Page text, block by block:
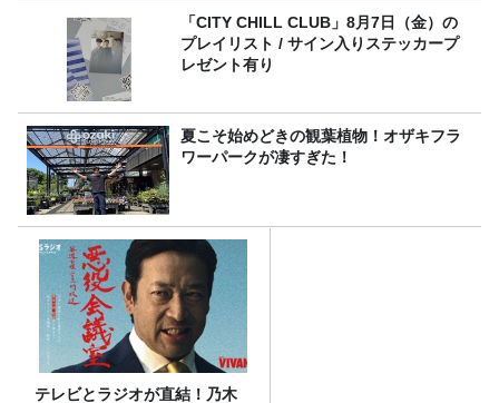
「CITY CHILL CLUB」8月7日（金）の
プレイリスト / サイン入りステッカープ
レゼント有り
夏こそ始めどきの観葉植物！オザキフラ
ワーパークが凄すぎた！
テレビとラジオが直結！乃木